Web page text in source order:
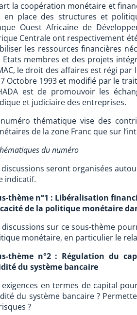
la coopération monétaire et
en place des structures et
Ouest Africaine de
Centrale ont respectivement
les ressources financières
Etats membres et des projets
le droit des affaires est régi
Octobre 1993 et modifié par le
est de promouvoir les
et judiciaire des entreprises.
thématique vise des
de la zone Franc que sur
du numéro
discussions seront organisées
indicatif.
thème n°1 : Libéralisation
de la politique monétaire
discussions sur ce sous-thème
monétaire, en particulier le
thème n°2 : Régulation du
du système bancaire
exigences en termes de capital
du système bancaire ?
?